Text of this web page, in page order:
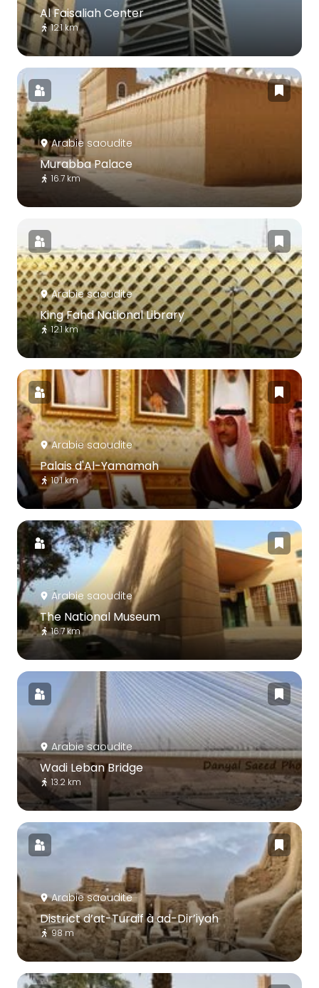
Al Faisaliah Center
12.1 km
Arabie saoudite
Murabba Palace
16.7 km
Arabie saoudite
King Fahd National Library
12.1 km
Arabie saoudite
Palais d'Al-Yamamah
10.1 km
Arabie saoudite
The National Museum
16.7 km
Arabie saoudite
Wadi Leban Bridge
13.2 km
Arabie saoudite
District d’at-Turaif à ad-Dir’iyah
98 m